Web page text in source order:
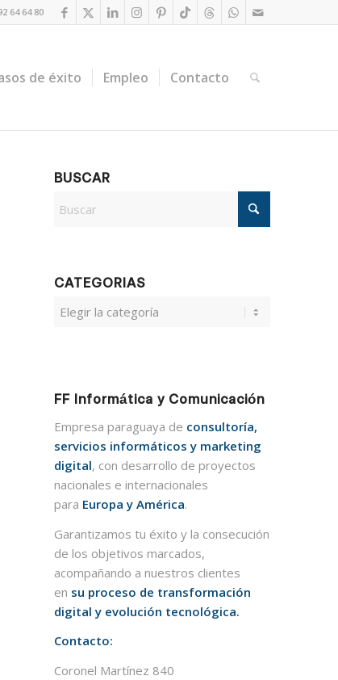
64 64 80
de éxito Empleo Contacto
BUSCAR
CATEGORIAS
CATEGORIAS
FF Informática y Comunicación
Empresa paraguaya de consultoría,
servicios informáticos y marketing
digital, con desarrollo de proyectos
nacionales e internacionales
para Europa y América.
Garantizamos tu éxito y la consecución
de los objetivos marcados,
acompañando a nuestros clientes
en su proceso de transformación
digital y evolución tecnológica.
Contacto:
Coronel Martínez 840